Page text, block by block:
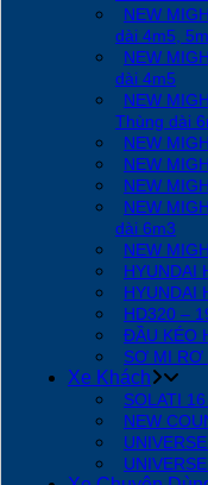
NEW
dài 4m5, 5m
NEW
dài 4m5
NEW
Thùng dài
NEW
NEW
NEW
NEW
dài 6m3
NEW
HYUNDAI
HYUNDAI
HD320 –
ĐẦU KÉO
SƠ MI RƠ
Xe Khách
SOLATI
NEW